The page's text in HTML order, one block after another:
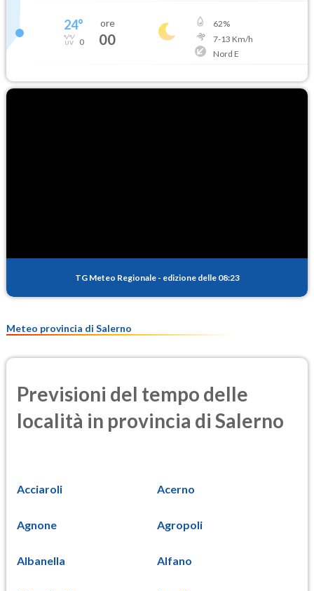
24°
0
ore
00
62%
7-13 Km/h
Nord E
TG Meteo Regionale - edizione delle 08:23
Meteo provincia di Salerno
Previsioni del tempo delle
località in provincia di Salerno
Acciaroli Acerno
Agnone Agropoli
Albanella Alfano